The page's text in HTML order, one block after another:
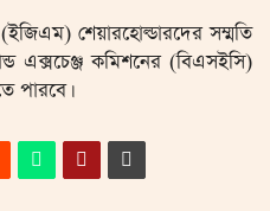
শেয়ারহোল্ডারদের সম্মতি
এক্সচেঞ্জ কমিশনের (বিএসইসি)
পারবে।